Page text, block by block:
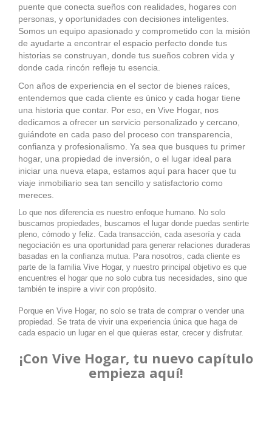
puente que conecta sueños con realidades, hogares con
personas, y oportunidades con decisiones inteligentes.
Somos un equipo apasionado y comprometido con la misión
de ayudarte a encontrar el espacio perfecto donde tus
historias se construyan, donde tus sueños cobren vida y
donde cada rincón refleje tu esencia.
Con años de experiencia en el sector de bienes raíces,
entendemos que cada cliente es único y cada hogar tiene
una historia que contar. Por eso, en Vive Hogar, nos
dedicamos a ofrecer un servicio personalizado y cercano,
guiándote en cada paso del proceso con transparencia,
confianza y profesionalismo. Ya sea que busques tu primer
hogar, una propiedad de inversión, o el lugar ideal para
iniciar una nueva etapa, estamos aquí para hacer que tu
viaje inmobiliario sea tan sencillo y satisfactorio como
mereces.
Lo que nos diferencia es nuestro enfoque humano. No solo
buscamos propiedades, buscamos el lugar donde puedas sentirte
pleno, cómodo y feliz. Cada transacción, cada asesoría y cada
negociación es una oportunidad para generar relaciones duraderas
basadas en la confianza mutua. Para nosotros, cada cliente es
parte de la familia Vive Hogar, y nuestro principal objetivo es que
encuentres el hogar que no solo cubra tus necesidades, sino que
también te inspire a vivir con propósito.
Porque en Vive Hogar, no solo se trata de comprar o vender una
propiedad. Se trata de vivir una experiencia única que haga de
cada espacio un lugar en el que quieras estar, crecer y disfrutar.
¡Con Vive Hogar, tu nuevo capítulo
empieza aquí!